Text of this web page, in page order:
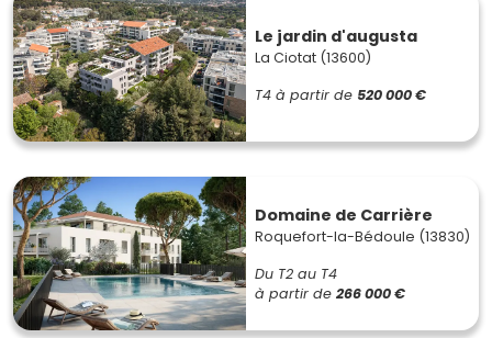
Le jardin d'augusta
La Ciotat (13600)
T4 à partir de 520 000 €
Domaine de Carrière
Roquefort-la-Bédoule (13830)
Du T2 au T4
à partir de 266 000 €